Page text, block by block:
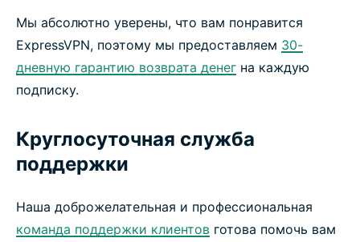
Мы абсолютно уверены, что вам понравится
ExpressVPN, поэтому мы предоставляем 30-
дневную гарантию возврата денег на каждую
подписку.
Круглосуточная служба
поддержки
Наша доброжелательная и профессиональная
команда поддержки клиентов готова помочь вам